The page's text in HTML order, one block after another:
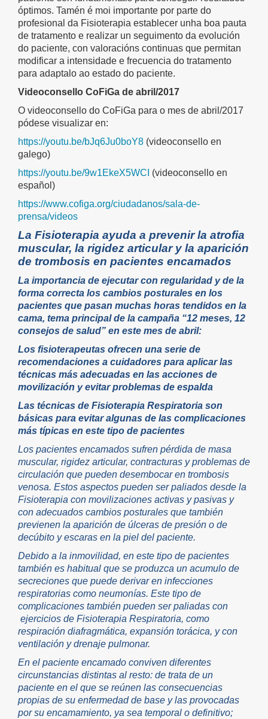
óptimos. Tamén é moi importante por parte do
profesional da Fisioterapia establecer unha boa pauta
de tratamento e realizar un seguimento da evolución
do paciente, con valoracións continuas que permitan
modificar a intensidade e frecuencia do tratamento
para adaptalo ao estado do paciente.
Videoconsello CoFiGa de abril/2017
O videoconsello do CoFiGa para o mes de abril/2017
pódese visualizar en:
https://youtu.be/bJq6Ju0boY8 (videoconsello en
galego)
https://youtu.be/9w1EkeX5WCI (videoconsello en
español)
https://www.cofiga.org/ciudadanos/sala-de-
prensa/videos
La Fisioterapia ayuda a prevenir la atrofia
muscular, la rigidez articular y la aparición
de trombosis en pacientes encamados
La importancia de ejecutar con regularidad y de la
forma correcta los cambios posturales en los
pacientes que pasan muchas horas tendidos en la
cama, tema principal de la campaña “12 meses, 12
consejos de salud” en este mes de abril:
Los fisioterapeutas ofrecen una serie de
recomendaciones a cuidadores para aplicar las
técnicas más adecuadas en las acciones de
movilización y evitar problemas de espalda
Las técnicas de Fisioterapia Respiratoria son
básicas para evitar algunas de las complicaciones
más típicas en este tipo de pacientes
Los pacientes encamados sufren pérdida de masa
muscular, rigidez articular, contracturas y problemas de
circulación que pueden desembocar en trombosis
venosa. Estos aspectos pueden ser paliados desde la
Fisioterapia con movilizaciones activas y pasivas y
con adecuados cambios posturales que también
previenen la aparición de úlceras de presión o de
decúbito y escaras en la piel del paciente.
Debido a la inmovilidad, en este tipo de pacientes
también es habitual que se produzca un acumulo de
secreciones que puede derivar en infecciones
respiratorias como neumonías. Este tipo de
complicaciones también pueden ser paliadas con
ejercicios de Fisioterapia Respiratoria, como
respiración diafragmática, expansión torácica, y con
ventilación y drenaje pulmonar.
En el paciente encamado conviven diferentes
circunstancias distintas al resto: de trata de un
paciente en el que se reúnen las consecuencias
propias de su enfermedad de base y las provocadas
por su encamamiento, ya sea temporal o definitivo;